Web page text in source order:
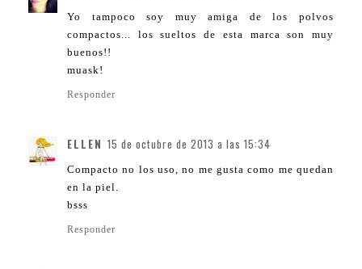
Yo tampoco soy muy amiga de los polvos
compactos... los sueltos de esta marca son muy
buenos!!
muask!
Responder
ELLEN 15 de octubre de 2013 a las 15:34
Compacto no los uso, no me gusta como me quedan
en la piel.
bsss
Responder